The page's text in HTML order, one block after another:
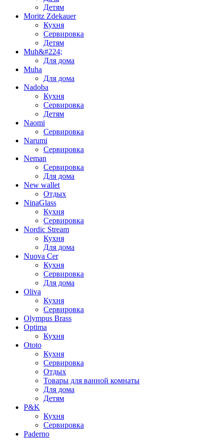
Детям
Moritz Zdekauer
Кухня
Сервировка
Детям
Muh&#224;
Для дома
Muha
Для дома
Nadoba
Кухня
Сервировка
Детям
Naomi
Сервировка
Narumi
Сервировка
Neman
Сервировка
Для дома
New wallet
Отдых
NinaGlass
Кухня
Сервировка
Nordic Stream
Кухня
Для дома
Nuova Cer
Кухня
Сервировка
Для дома
Oliva
Кухня
Сервировка
Olympus Brass
Optima
Кухня
Ototo
Кухня
Сервировка
Отдых
Товары для ванной комнаты
Для дома
Детям
P&K
Кухня
Сервировка
Paderno